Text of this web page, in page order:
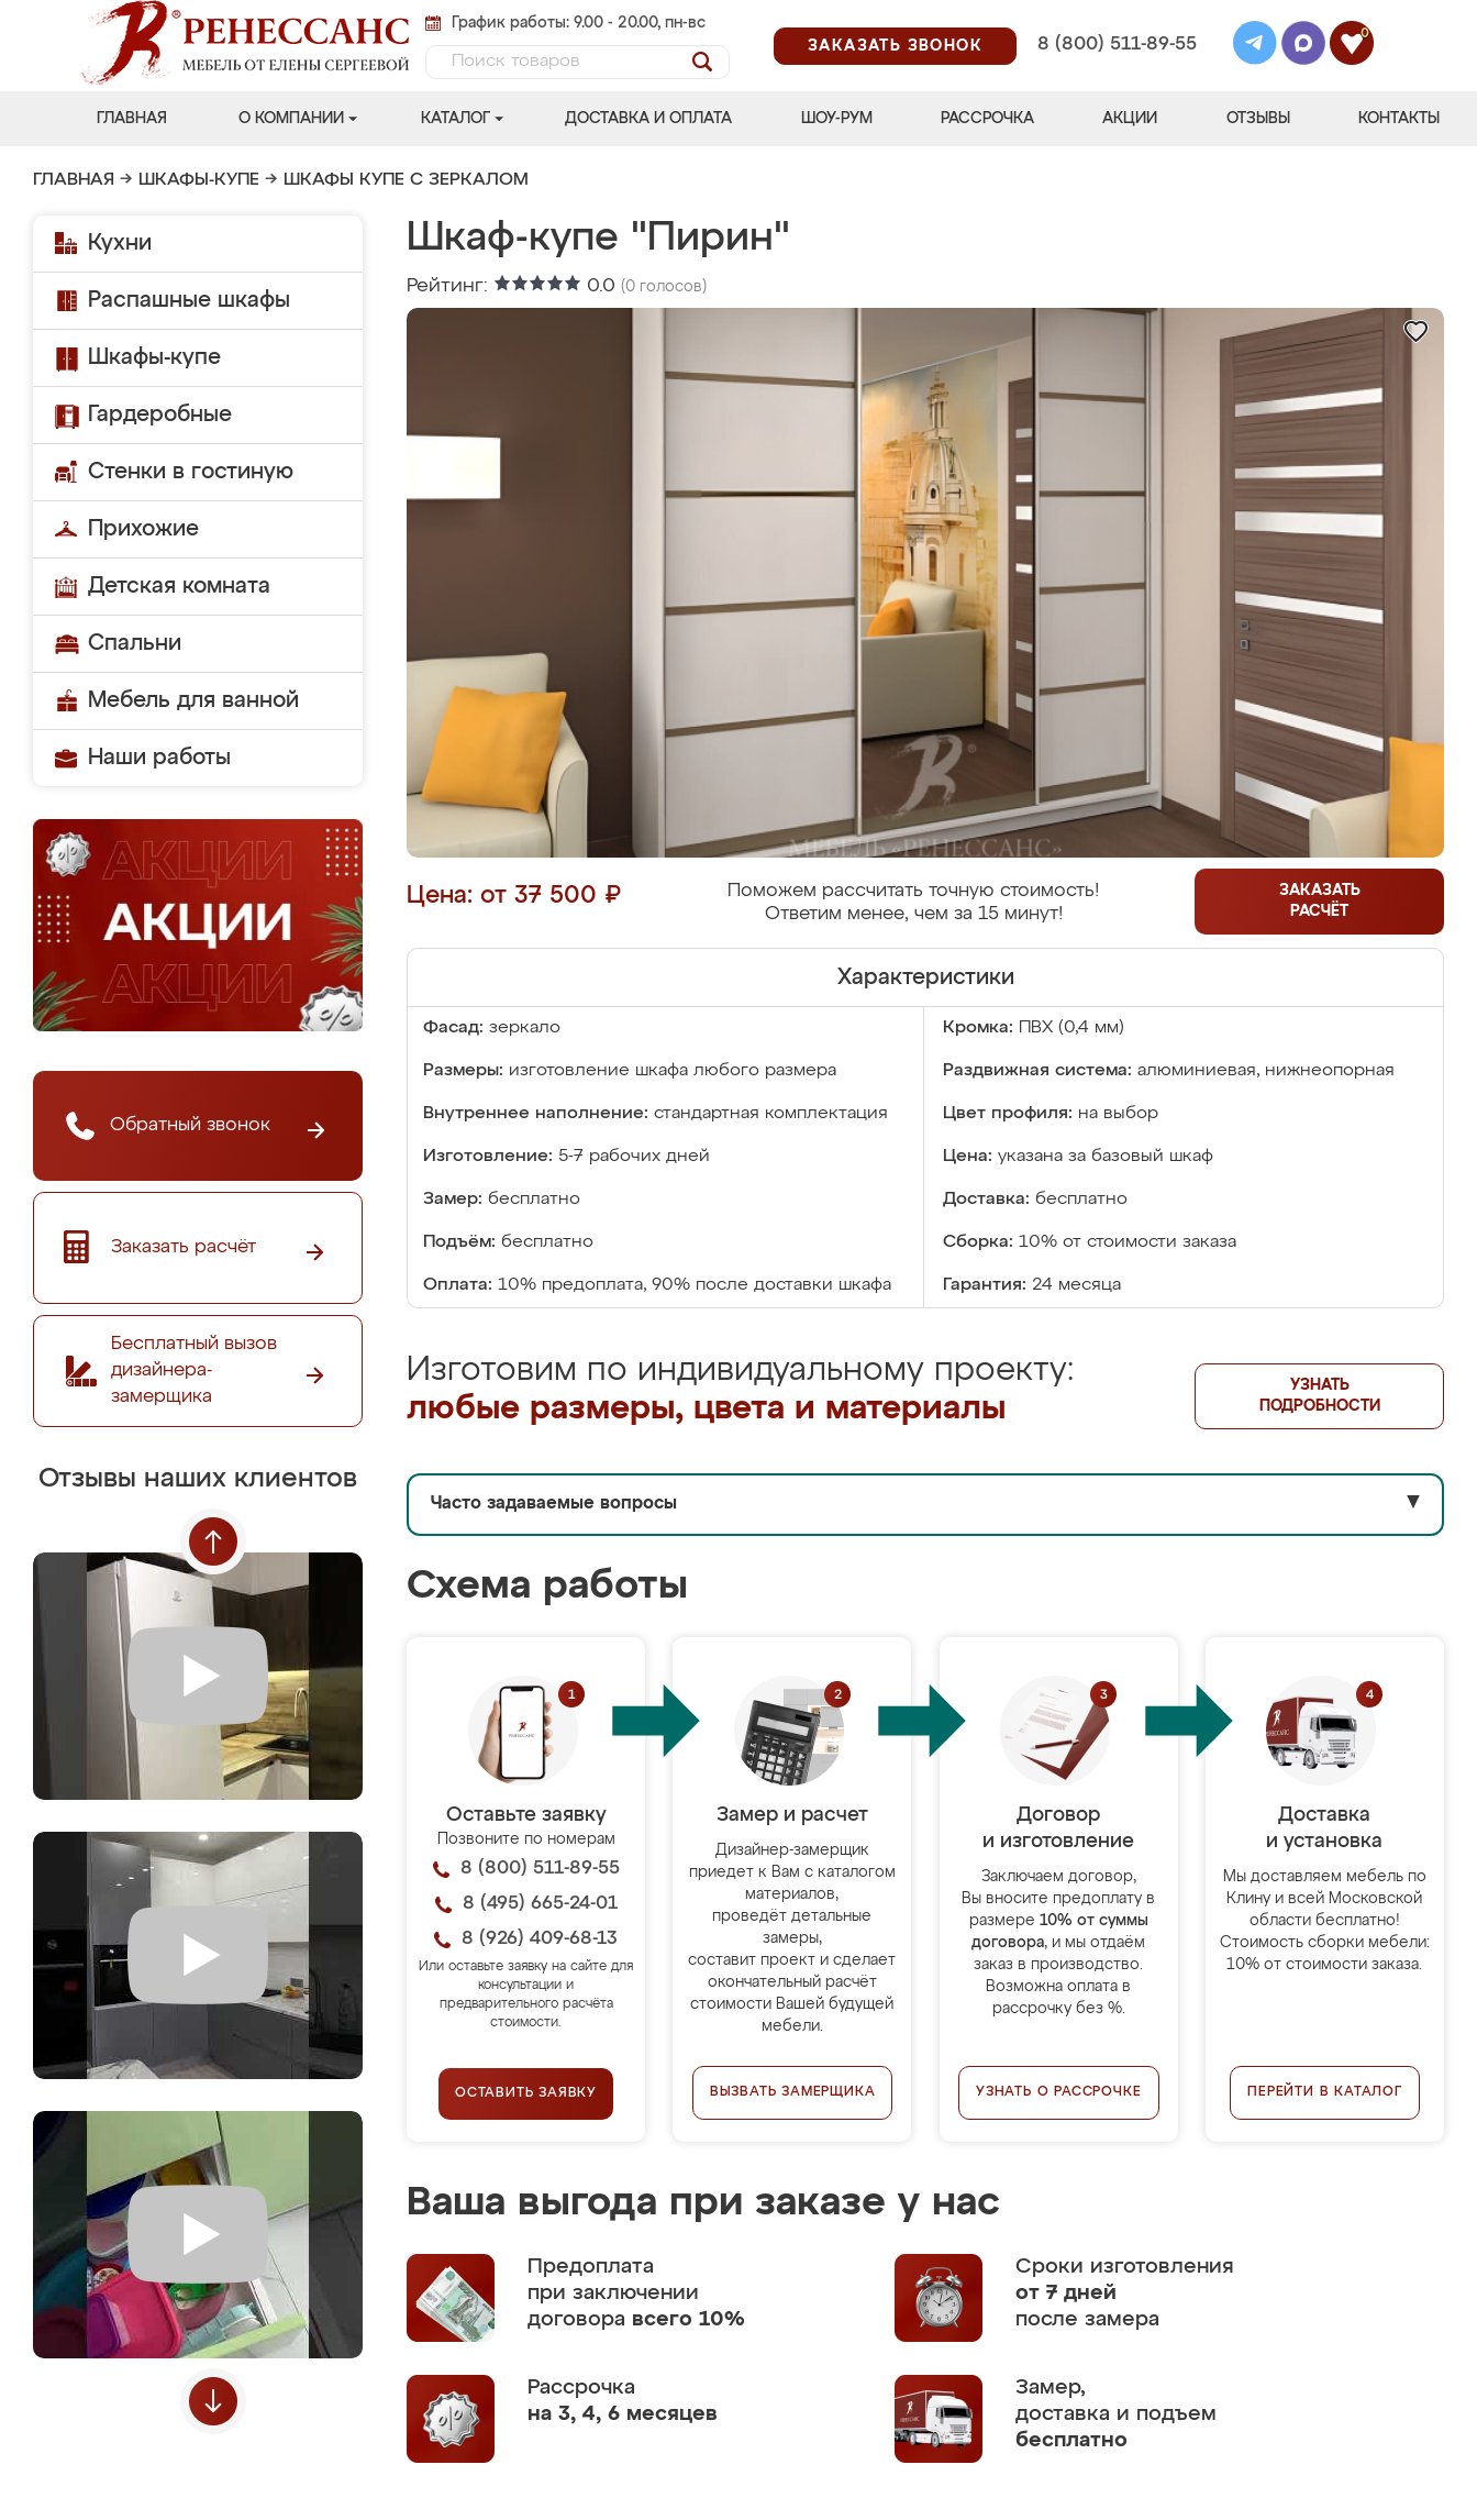
График работы: 9.00 - 20.00, пн-вс
ЗАКАЗАТЬ ЗВОНОК
8 (800) 511-89-55
0
ГЛАВНАЯ О КОМПАНИИ КАТАЛОГ ДОСТАВКА И ОПЛАТА ШОУ-РУМ РАССРОЧКА АКЦИИ ОТЗЫВЫ КОНТАКТЫ
ГЛАВНАЯ → ШКАФЫ-КУПЕ → ШКАФЫ КУПЕ С ЗЕРКАЛОМ
Кухни
Распашные шкафы
Шкафы-купе
Гардеробные
Стенки в гостиную
Прихожие
Детская комната
Спальни
Мебель для ванной
Наши работы
Обратный звонок
Заказать расчёт
Бесплатный вызов
дизайнера-
замерщика
Отзывы наших клиентов
Шкаф-купе "Пирин"
Рейтинг: 0.0 (0 голосов)
Цена: от 37 500 ₽
Поможем рассчитать точную стоимость!
Ответим менее, чем за 15 минут!
ЗАКАЗАТЬ
РАСЧЁТ
Характеристики
Фасад: зеркало Кромка: ПВХ (0,4 мм)
Размеры: изготовление шкафа любого размера Раздвижная система: алюминиевая, нижнеопорная
Внутреннее наполнение: стандартная комплектация Цвет профиля: на выбор
Изготовление: 5-7 рабочих дней Цена: указана за базовый шкаф
Замер: бесплатно Доставка: бесплатно
Подъём: бесплатно Сборка: 10% от стоимости заказа
Оплата: 10% предоплата, 90% после доставки шкафа Гарантия: 24 месяца
Изготовим по индивидуальному проекту:
любые размеры, цвета и материалы
УЗНАТЬ
ПОДРОБНОСТИ
Часто задаваемые вопросы ▼
Схема работы
Оставьте заявку
Позвоните по номерам
8 (800) 511-89-55
8 (495) 665-24-01
8 (926) 409-68-13
Или оставьте заявку на сайте для
консультации и
предварительного расчёта
стоимости.
ОСТАВИТЬ ЗАЯВКУ
Замер и расчет
Дизайнер-замерщик
приедет к Вам с каталогом
материалов,
проведёт детальные
замеры,
составит проект и сделает
окончательный расчёт
стоимости Вашей будущей
мебели.
ВЫЗВАТЬ ЗАМЕРЩИКА
Договор
и изготовление
Заключаем договор,
Вы вносите предоплату в
размере 10% от суммы
договора, и мы отдаём
заказ в производство.
Возможна оплата в
рассрочку без %.
УЗНАТЬ О РАССРОЧКЕ
Доставка
и установка
Мы доставляем мебель по
Клину и всей Московской
области бесплатно!
Стоимость сборки мебели:
10% от стоимости заказа.
ПЕРЕЙТИ В КАТАЛОГ
Ваша выгода при заказе у нас
Предоплата
при заключении
договора всего 10%
Сроки изготовления
от 7 дней
после замера
Рассрочка
на 3, 4, 6 месяцев
Замер,
доставка и подъем
бесплатно